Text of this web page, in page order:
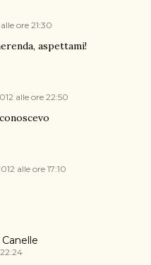
ore 21:30
aspettami!
alle ore 22:50
alle ore 17:10